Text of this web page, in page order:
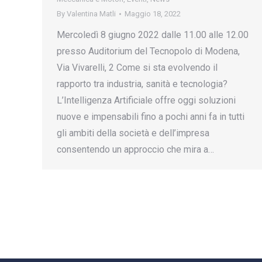
By Valentina Matli Maggio 18, 2022
Mercoledì 8 giugno 2022 dalle 11.00 alle 12.00
presso Auditorium del Tecnopolo di Modena,
Via Vivarelli, 2 Come si sta evolvendo il
rapporto tra industria, sanità e tecnologia?
L’Intelligenza Artificiale offre oggi soluzioni
nuove e impensabili fino a pochi anni fa in tutti
gli ambiti della società e dell’impresa
consentendo un approccio che mira a…